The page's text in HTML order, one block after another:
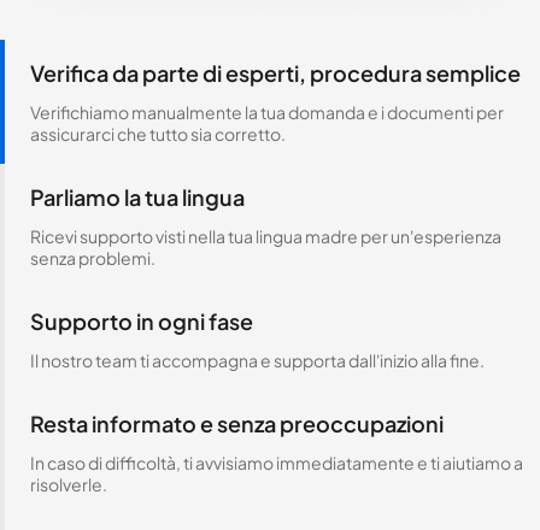
Verifica da parte di esperti, procedura semplice
Verifichiamo manualmente la tua domanda e i documenti per
assicurarci che tutto sia corretto.
Parliamo la tua lingua
Ricevi supporto visti nella tua lingua madre per un'esperienza
senza problemi.
Supporto in ogni fase
Il nostro team ti accompagna e supporta dall'inizio alla fine.
Resta informato e senza preoccupazioni
In caso di difficoltà, ti avvisiamo immediatamente e ti aiutiamo a
risolverle.